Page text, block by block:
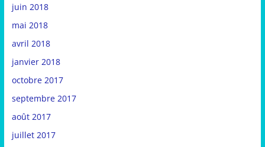
juin 2018
mai 2018
avril 2018
janvier 2018
octobre 2017
septembre 2017
août 2017
juillet 2017